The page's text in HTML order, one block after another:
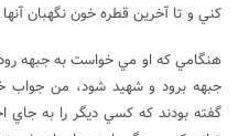
کني و تا آخرين قطره خون نگهبان
هنگامي که او مي خواست به جبهه
جبهه برود و شهيد شود، من جواب
گفته بودند که کسي ديگر را به جاي